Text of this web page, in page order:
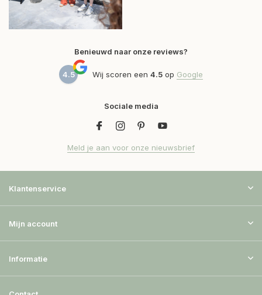
Benieuwd naar onze reviews?
4.5 Wij scoren een 4.5 op Google
Sociale media
Meld je aan voor onze nieuwsbrief
Klantenservice
Mijn account
Informatie